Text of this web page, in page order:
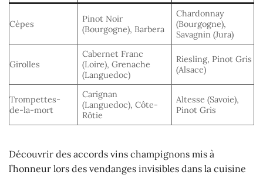
Cèpes
Pinot Noir
(Bourgogne), Barbera
Chardonnay
(Bourgogne),
Savagnin (Jura)
Girolles
Cabernet Franc
(Loire), Grenache
(Languedoc)
Riesling, Pinot Gris
(Alsace)
Trompettes-
de-la-mort
Carignan
(Languedoc), Côte-
Rôtie
Altesse (Savoie),
Pinot Gris
Découvrir des accords vins champignons mis à
l’honneur lors des vendanges invisibles dans la cuisine